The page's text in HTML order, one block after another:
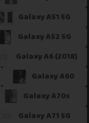
Galaxy A51 5G
Galaxy A52 5G
Galaxy A6 (2018)
Galaxy A60
Galaxy A70s
Galaxy A71 5G